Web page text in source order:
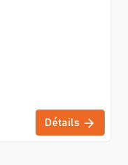
Détails